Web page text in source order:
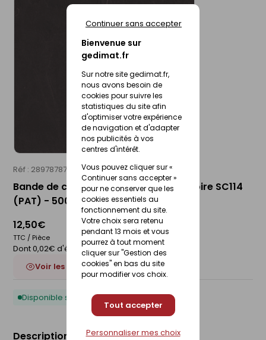
Bienvenue sur
gedimat.fr
Sur notre site gedimat.fr,
nous avons besoin de
cookies pour suivre les
statistiques du site afin
d'optimiser votre expérience
de navigation et d'adapter
nos publicités à vos
centres d'intérêt.
Vous pouvez cliquer sur «
Continuer sans accepter »
pour ne conserver que les
cookies essentiels au
fonctionnement du site.
Votre choix sera retenu
pendant 13 mois et vous
pourrez à tout moment
cliquer sur "Gestion des
cookies" en bas du site
pour modifier vos choix.
Tout accepter
Continuer sans accepter
Personnaliser mes choix
Réf : 28978787
Bande de chant mélaminée ardoise noire SC114
(PAT) - 5000 x 44 mm
12,50€
TTC / Pièce
Dont 0,02€ d'éco-participation
Voir les 4 déclinaisons
Disponible sous 10 jours
Description du produit